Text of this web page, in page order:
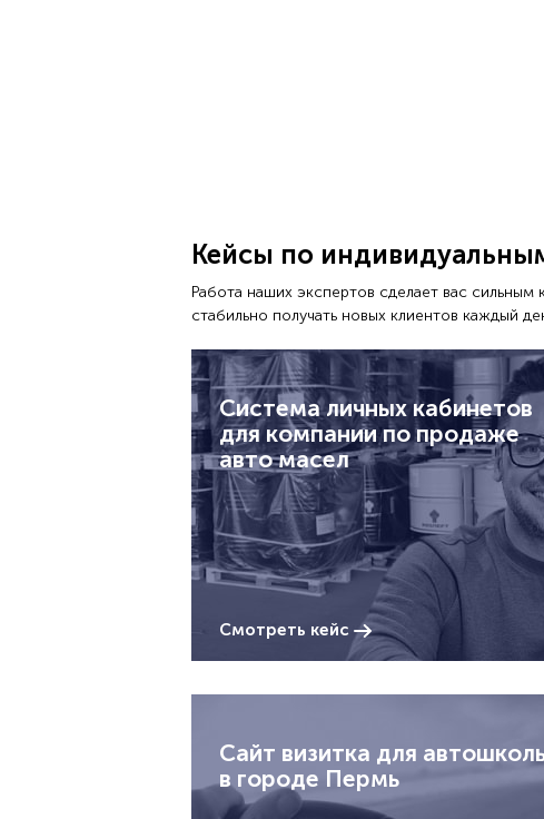
Кейсы по
Работа наших экспертов сделает вас
стабильно получать новых клиентов каждый
Система личных кабинетов
для компании по продаже
авто масел
Смотреть кейс
Сайт визитка для
в городе Пермь